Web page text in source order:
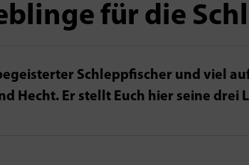
für die
Schlepp­fischer und viel
Hecht. Er stellt Euch hier seine drei